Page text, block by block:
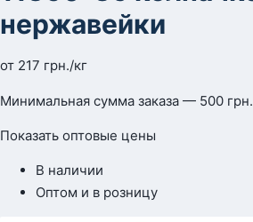
нержавейки
от 217 грн./кг
Минимальная сумма заказа — 500 грн.
Показать оптовые цены
В наличии
Оптом и в розницу